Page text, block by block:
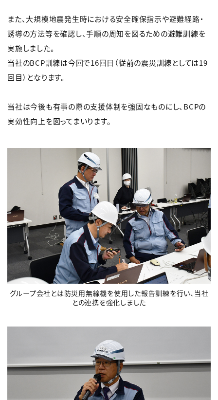
また、大規模地震発生時における安全確保指示や避難経路・
誘導の方法等を確認し、手順の周知を図るための避難訓練を
実施しました。
当社のBCP訓練は今回で16回目（従前の震災訓練としては19
回目）となります。
当社は今後も有事の際の支援体制を強固なものにし、BCPの
実効性向上を図ってまいります。
グループ会社とは防災用無線機を使用した報告訓練を行い、当社
との連携を強化しました